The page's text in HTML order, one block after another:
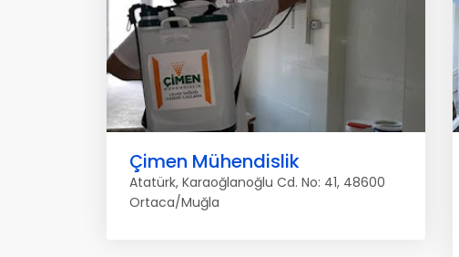
Çimen Mühendislik
Atatürk, Karaoğlanoğlu Cd. No: 41, 48600
Ortaca/Muğla